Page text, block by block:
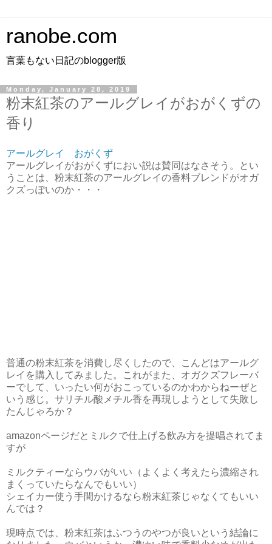
ranobe.com
言葉もない日記のblogger版
Monday, January 28, 2019
粉末紅茶のアールグレイがおがくずの
香り
アールグレイ おがくず
アールグレイがおがくずにおい説は賛同はなさそう。とい
うことは、粉末紅茶のアールグレイの香料ブレンドがオガ
クズっぽいのか・・・
普通の粉末紅茶を消費し尽くしたので、こんどはアールグ
レイを購入してみました。これがまた、オガクズフレーバ
ーでして、いったい何がおこっているのかわからねーぜと
いう感じ。サリチル酸メチル香を再現しようとして失敗し
たんじゃろか？
amazonページだとミルクで仕上げる飲み方を提唱されてま
すが
ミルクティーならウバがいい（よくよく考えたら濃縮され
まくっていたらなんでもいい）
シェイカー使う手間かけるなら粉末紅茶じゃなくてもいい
んでは？
現時点では、粉末紅茶はふつうのやつが良いという結論に